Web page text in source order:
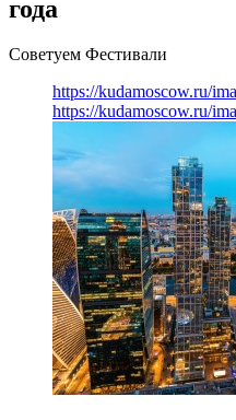
года
Советуем Фестивали
https://kudamoscow.ru/
https://kudamoscow.ru/